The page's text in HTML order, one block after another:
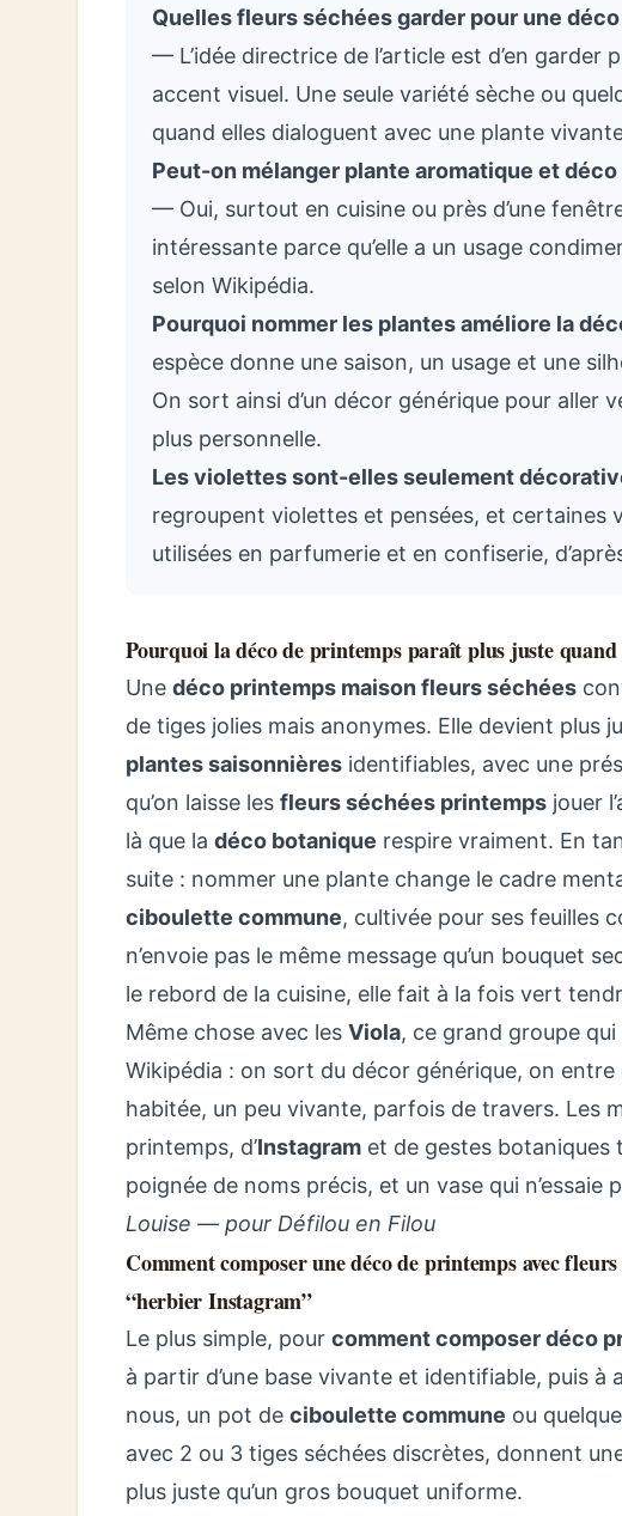
Quelles fleurs séchées garder pour une
— L’idée directrice de l’article est d’en garder
accent visuel. Une seule variété sèche ou
quand elles dialoguent avec une plante
Peut-on mélanger plante aromatique et
— Oui, surtout en cuisine ou près d’une
intéressante parce qu’elle a un usage
selon Wikipédia.
Pourquoi nommer les plantes améliore la
espèce donne une saison, un usage et une
On sort ainsi d’un décor générique pour aller
plus personnelle.
Les violettes sont-elles seulement
regroupent violettes et pensées, et certaines
utilisées en parfumerie et en confiserie,
Pourquoi la déco de printemps paraît plus juste quand
Une déco printemps maison fleurs séchées
de tiges jolies mais anonymes. Elle devient plus
plantes saisonnières identifiables, avec une
qu’on laisse les fleurs séchées printemps jouer
là que la déco botanique respire vraiment. En
suite : nommer une plante change le cadre
ciboulette commune, cultivée pour ses feuilles
n’envoie pas le même message qu’un bouquet
le rebord de la cuisine, elle fait à la fois vert
Même chose avec les Viola, ce grand groupe
Wikipédia : on sort du décor générique, on entre
habitée, un peu vivante, parfois de travers. Les
printemps, d’Instagram et de gestes botaniques
poignée de noms précis, et un vase qui n’essaie
Louise — pour Défilou en Filou
Comment composer une déco de printemps avec
“herbier Instagram”
Le plus simple, pour comment composer déco
à partir d’une base vivante et identifiable, puis à
nous, un pot de ciboulette commune ou
avec 2 ou 3 tiges séchées discrètes, donnent
plus juste qu’un gros bouquet uniforme.